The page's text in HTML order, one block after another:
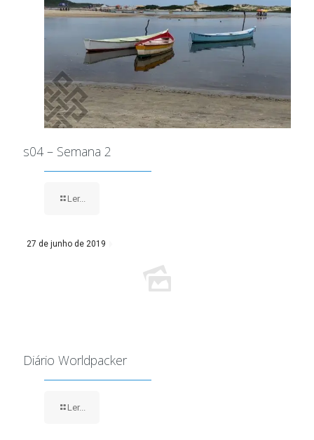
s04 – Semana 2
Ler...
27 de junho de 2019
Diário Worldpacker
Ler...